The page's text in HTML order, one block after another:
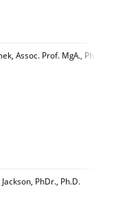
Assoc. Prof. MgA., Ph.D.
PhDr., Ph.D.